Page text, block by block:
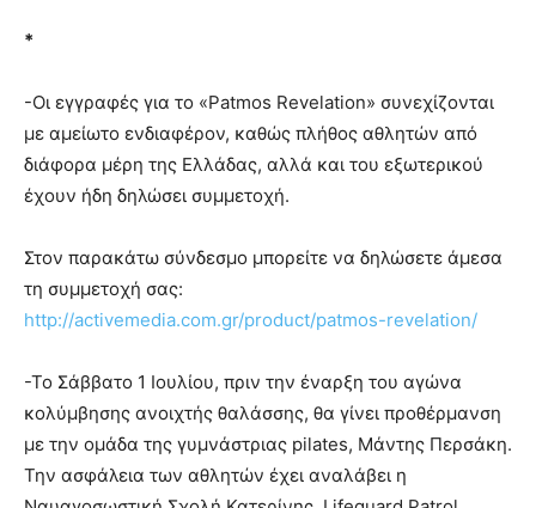
*
-Οι εγγραφές για το «Patmos Revelation» συνεχίζονται
με αμείωτο ενδιαφέρον, καθώς πλήθος αθλητών από
διάφορα μέρη της Ελλάδας, αλλά και του εξωτερικού
έχουν ήδη δηλώσει συμμετοχή.
Στον παρακάτω σύνδεσμο μπορείτε να δηλώσετε άμεσα
τη συμμετοχή σας:
http://activemedia.com.gr/product/patmos-revelation/
-Το Σάββατο 1 Ιουλίου, πριν την έναρξη του αγώνα
κολύμβησης ανοιχτής θαλάσσης, θα γίνει προθέρμανση
με την ομάδα της γυμνάστριας pilates, Μάντης Περσάκη.
Την ασφάλεια των αθλητών έχει αναλάβει η